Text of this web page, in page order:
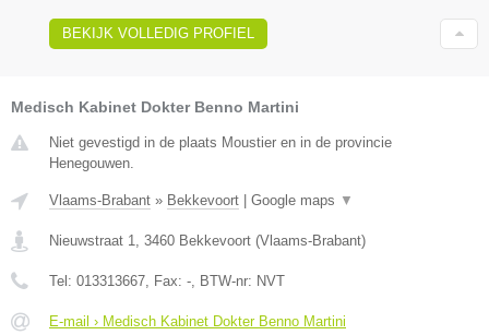
BEKIJK VOLLEDIG PROFIEL
Medisch Kabinet Dokter Benno Martini
Niet gevestigd in de plaats Moustier en in de provincie
Henegouwen.
Vlaams-Brabant » Bekkevoort Google maps ▼
Nieuwstraat 1, 3460 Bekkevoort (Vlaams-Brabant)
Tel: 013313667, Fax: -, BTW-nr: NVT
E-mail › Medisch Kabinet Dokter Benno Martini